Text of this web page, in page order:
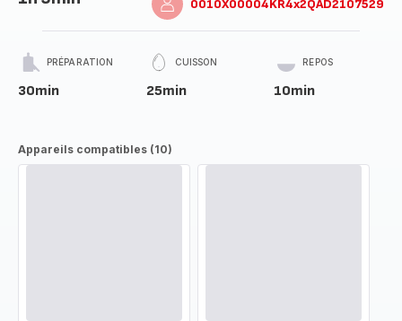
0010X00004KR4x2QAD2107529
PRÉPARATION
30min
CUISSON
25min
REPOS
10min
Appareils compatibles (10)